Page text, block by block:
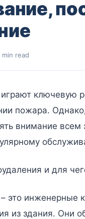
min read
ключевую
пожара.
внимание
и для
это инженерные
из здания. Они